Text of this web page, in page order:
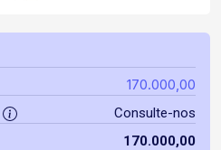
170.000,00
Consulte-nos
170.000,00